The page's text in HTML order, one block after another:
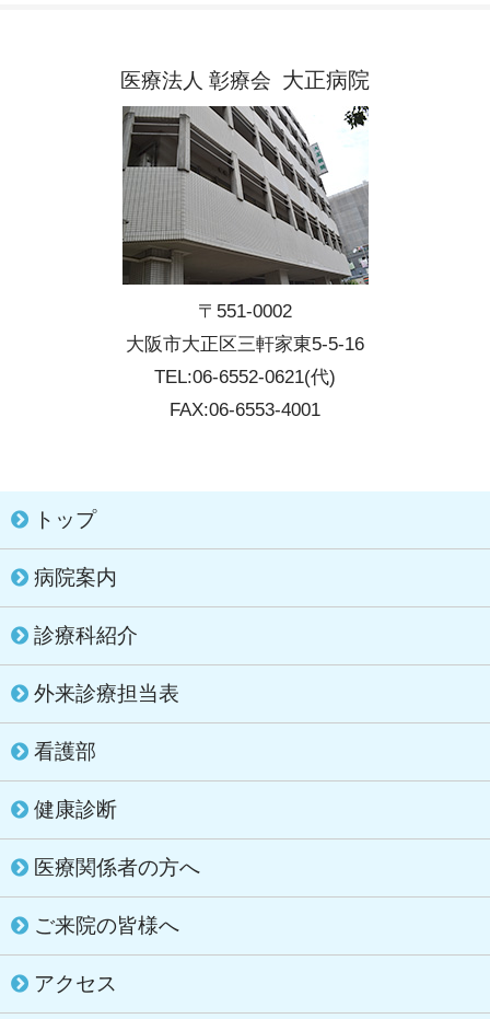
医療法人 彰療会 大正病院
〒551-0002
大阪市大正区三軒家東5-5-16
TEL:06-6552-0621(代)
FAX:06-6553-4001
トップ
病院案内
診療科紹介
外来診療担当表
看護部
健康診断
医療関係者の方へ
ご来院の皆様へ
アクセス